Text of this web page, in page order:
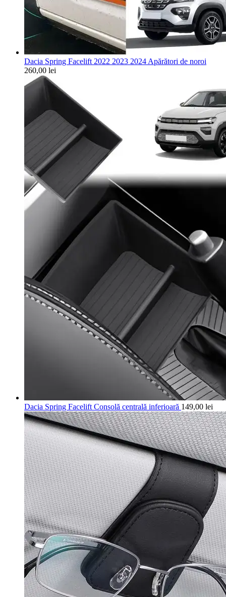
Dacia Spring Facelift 2022 2023 2024 Apărători de noroi
260,00 lei
Dacia Spring Facelift Consolă centrală inferioară 149,00 lei